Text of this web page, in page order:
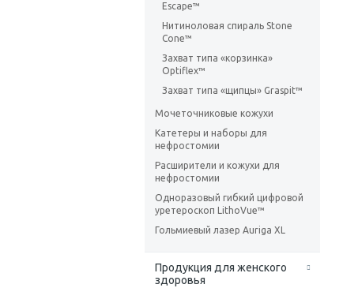
Escape™
Нитиноловая спираль Stone
Cone™
Захват типа «корзинка»
Optiflex™
Захват типа «щипцы» Graspit™
Мочеточниковые кожухи
Катетеры и наборы для
нефростомии
Расширители и кожухи для
нефростомии
Одноразовый гибкий цифровой
уретероскоп LithoVue™
Гольмиевый лазер Auriga XL
Продукция для женского
здоровья